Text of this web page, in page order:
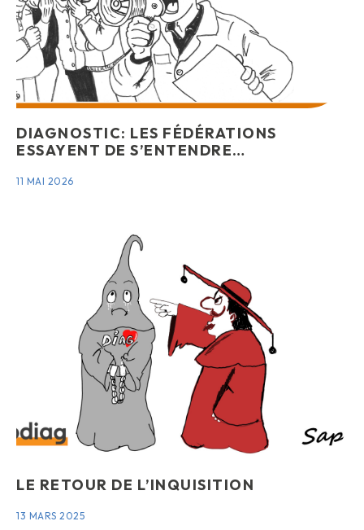
DIAGNOSTIC: LES FÉDÉRATIONS
ESSAYENT DE S’ENTENDRE…
11 MAI 2026
LE RETOUR DE L’INQUISITION
13 MARS 2025